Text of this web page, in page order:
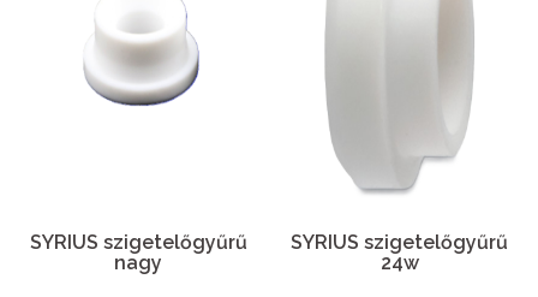
SYRIUS szigetelőgyűrű
nagy
SYRIUS szigetelőgyűrű
24w